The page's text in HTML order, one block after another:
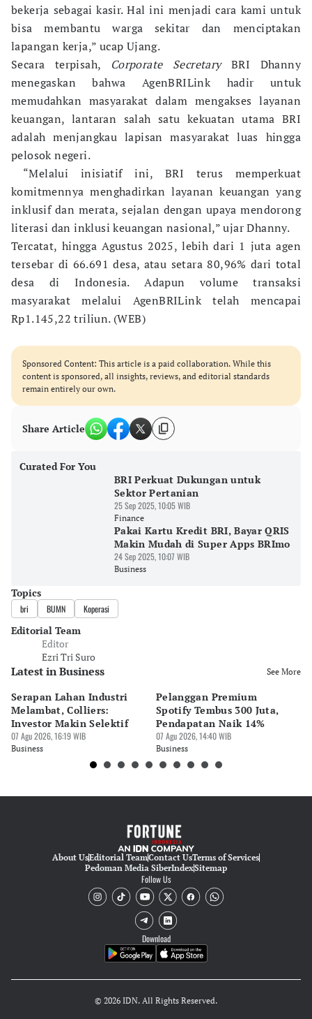
bekerja sebagai kasir. Hal ini menjadi cara kami untuk
bisa membantu warga sekitar dan menciptakan
lapangan kerja,” ucap Ujang.
Secara terpisah, Corporate SecretaryBRI Dhanny
menegaskan bahwa AgenBRILink hadir untuk
memudahkan masyarakat dalam mengakses layanan
keuangan, lantaran salah satu kekuatan utama BRI
adalah menjangkau lapisan masyarakat luas hingga
pelosok negeri.
“Melalui inisiatif ini, BRI terus memperkuat
komitmennya menghadirkan layanan keuangan yang
inklusif dan merata, sejalan dengan upaya mendorong
literasi dan inklusi keuangan nasional,” ujar Dhanny.
Tercatat, hingga Agustus 2025, lebih dari 1 juta agen
tersebar di 66.691 desa, atau setara 80,96% dari total
desa di Indonesia. Adapun volume transaksi
masyarakat melalui AgenBRILink telah mencapai
Rp1.145,22 triliun. (WEB)
Sponsored Content: This article is a paid collaboration. While this
content is sponsored, all insights, reviews, and editorial standards
remain entirely our own.
Share Article
Curated For You
BRI Perkuat Dukungan untuk
Sektor Pertanian
25 Sep 2025, 10:05 WIB
Finance
Pakai Kartu Kredit BRI, Bayar QRIS
Makin Mudah di Super Apps BRImo
24 Sep 2025, 10:07 WIB
Business
Topics
bri BUMN Koperasi
Editorial Team
Editor
Ezri Tri Suro
Latest in Business See More
Serapan Lahan Industri
Melambat, Colliers:
Investor Makin Selektif
07 Agu 2026, 16:19 WIB
Business
Pelanggan Premium
Spotify Tembus 300 Juta,
Pendapatan Naik 14%
07 Agu 2026, 14:40 WIB
Business
About UsEditorial TeamContact UsTerms of Services
Pedoman Media SiberIndexSitemap
Follow Us
Download
© 2026 IDN. All Rights Reserved.